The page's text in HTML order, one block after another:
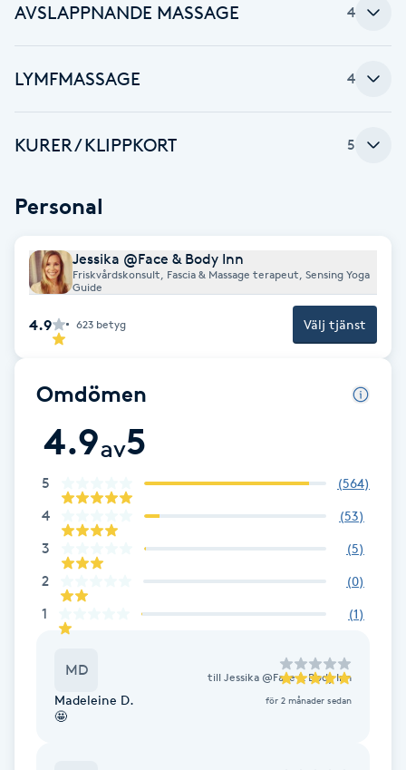
Face framing
Fibromassage
Fillers
Fotvård
Fransar
Fransborttagning
Fransfärgning
Fransförlängning
AVSLAPPNANDE MASSAGE 4
LYMFMASSAGE 4
KURER / KLIPPKORT 5
Personal
Jessika @Face & Body Inn
Friskvårdskonsult, Fascia & Massage terapeut, Sensing Yoga
Guide
4.9 623 betyg Välj tjänst
Omdömen
4.9av5
5 (564)
4 (53)
3 (5)
2 (0)
1 (1)
MD till Jessika @Face & Body Inn
Madeleine D. för 2 månader sedan
🤩